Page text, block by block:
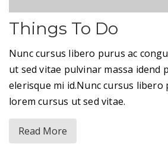
Things To Do
Nunc cursus libero purus ac
ut sed vitae pulvinar massa idend
elerisque mi id.Nunc cursus libero
lorem cursus ut sed vitae.
Read More